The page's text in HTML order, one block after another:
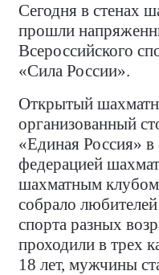
Сегодня в стенах
прошли
Всероссийского
«Сила России».
Открытый
организованный
«Единая Россия» в
федерацией
шахматным
собрало
спорта разных
проходили в трех
18 лет, мужчины